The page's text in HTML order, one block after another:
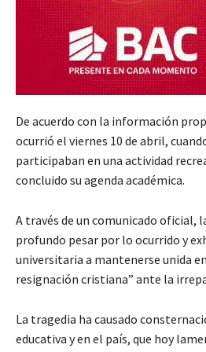
De acuerdo con la información
ocurrió el viernes 10 de abril,
participaban en una actividad
concluido su agenda académica.
A través de un comunicado oficial,
profundo pesar por lo ocurrido y
universitaria a mantenerse unida
resignación cristiana” ante la
La tragedia ha causado
educativa y en el país, que hoy